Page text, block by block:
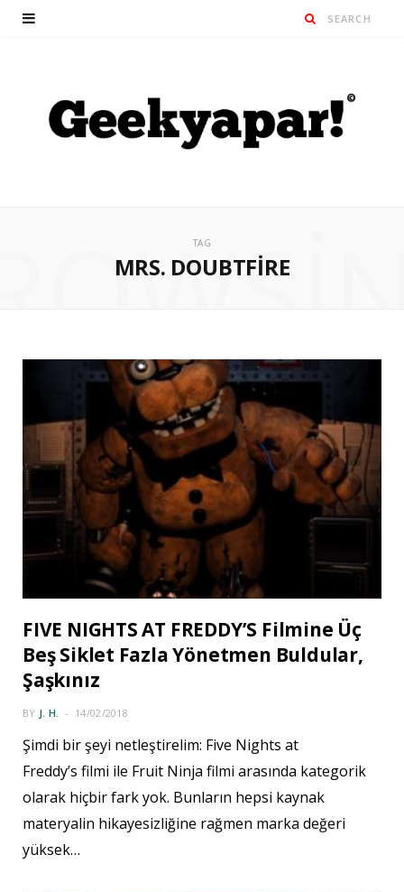
TAG
MRS. DOUBTFIRE
FIVE NIGHTS AT FREDDY’S Filmine Üç
Beş Siklet Fazla Yönetmen Buldular,
Şaşkınız
BY J. H. 14/02/2018
Şimdi bir şeyi netleştirelim: Five Nights at
Freddy’s filmi ile Fruit Ninja filmi arasında kategorik
olarak hiçbir fark yok. Bunların hepsi kaynak
materyalin hikayesizliğine rağmen marka değeri
yüksek…